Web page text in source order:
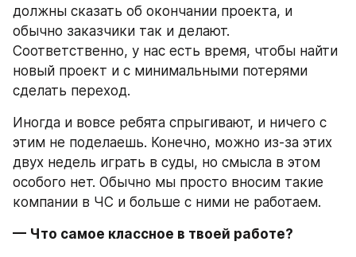
должны сказать об окончании проекта, и
обычно заказчики так и делают.
Соответственно, у нас есть время, чтобы найти
новый проект и с минимальными потерями
сделать переход.
Иногда и вовсе ребята спрыгивают, и ничего с
этим не поделаешь. Конечно, можно из-за этих
двух недель играть в суды, но смысла в этом
особого нет. Обычно мы просто вносим такие
компании в ЧС и больше с ними не работаем.
— Что самое классное в твоей работе?